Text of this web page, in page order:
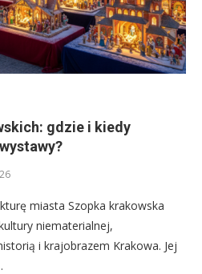
gdzie i kiedy
miasta Szopka krakowska
niematerialnej,
i krajobrazem Krakowa. Jej